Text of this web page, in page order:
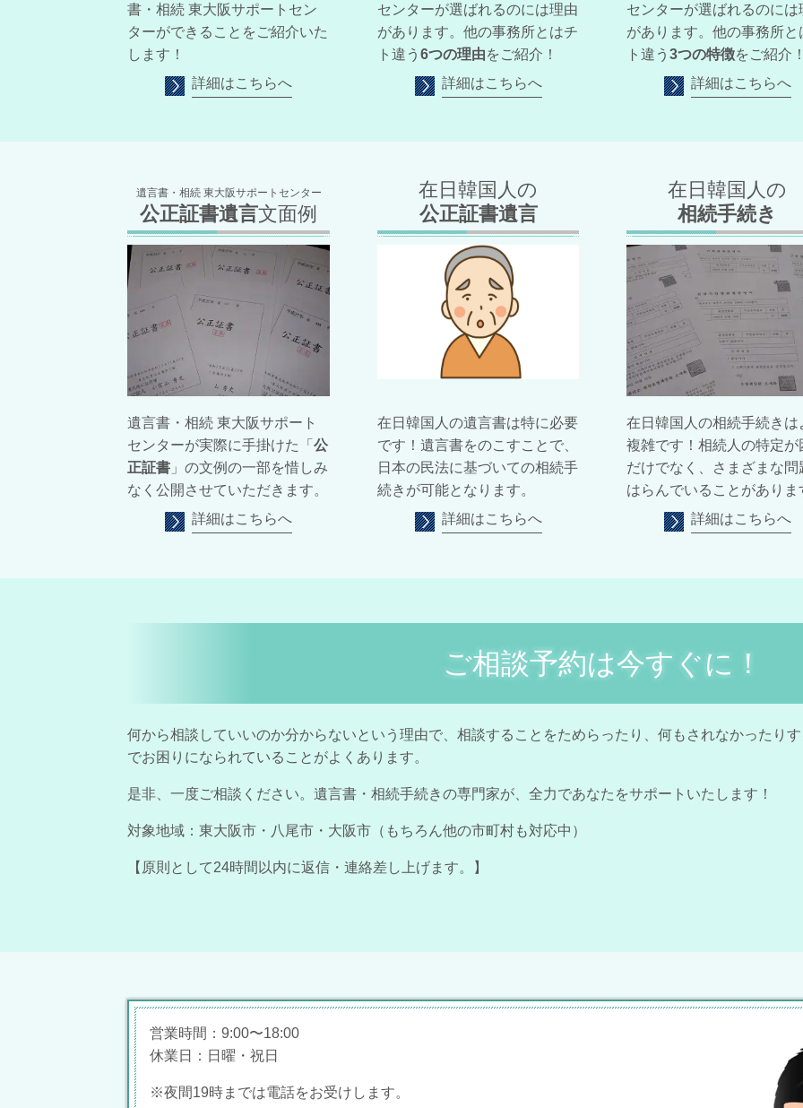
書・相続 東大阪サポートセン
ターができることをご紹介いた
します！
詳細はこちらへ
センターが選ばれるのには理由
があります。他の事務所とはチ
ト違う 6つの理由をご紹介！
詳細はこちらへ
センターが選ばれるのには
があります。他の事務所と
ト違う 3つの特徴をご紹介！
詳細はこちらへ
遺言書・相続 東大阪サポートセンター
公正証書遺言文面例
遺言書・相続 東大阪サポート
センターが実際に手掛けた「 公
正証書 」の文例の一部を惜しみ
なく公開させていただきます。
詳細はこちらへ
在日韓国人の
公正証書遺言
在日韓国人の遺言書は特に必要
です！遺言書をのこすことで、
日本の民法に基づいての相続手
続きが可能となります。
詳細はこちらへ
在日韓国人の
相続手続き
在日韓国人の相続手続きは
複雑です！相続人の特定が
だけでなく、さまざまな問
はらんでいることがありま
詳細はこちらへ
ご相談予約は今すぐに！
何から相談していいのか分からないという理由で、相談することをためらったり、何もされなかったり
でお困りになられていることがよくあります。
是非、一度ご相談ください。遺言書・相続手続きの専門家が、全力であなたをサポートいたします！
対象地域：東大阪市・八尾市・大阪市（もちろん他の市町村も対応中）
【原則として24時間以内に返信・連絡差し上げます。】
営業時間：9:00〜18:00
休業日：日曜・祝日
※夜間19時までは電話をお受けします。